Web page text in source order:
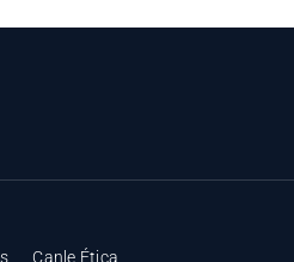
Canle Ética